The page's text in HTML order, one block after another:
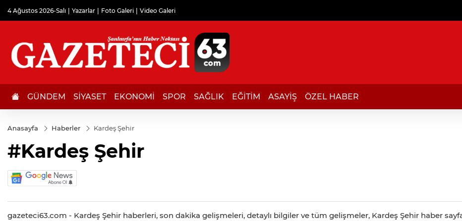
4 Ağustos 2026-Salı Yazarlar Foto Galeri Video Galeri
GÜNDEM SİYASET EKONOMİ SPOR SAĞLIK EĞİTİM ASAYİŞ ÖZEL HABER
Anasayfa Haberler Kardeş Şehir
#Kardeş Şehir
gazeteci63.com - Kardeş Şehir haberleri, son dakika gelişmeleri, detaylı bilgiler ve tüm gelişmeler, Kardeş Şehir haber